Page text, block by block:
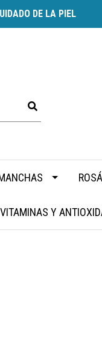
DE LA PIEL
VITAMINAS Y